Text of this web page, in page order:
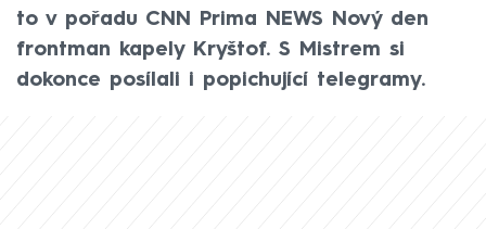
to v pořadu CNN Prima NEWS Nový den
frontman kapely Kryštof. S Mistrem si
dokonce posílali i popichující telegramy.